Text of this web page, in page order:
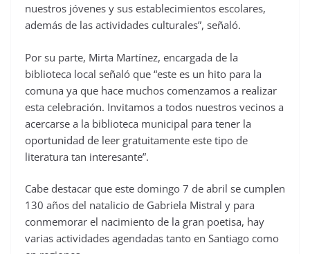
nuestros jóvenes y sus establecimientos escolares,
además de las actividades culturales”, señaló.
Por su parte, Mirta Martínez, encargada de la
biblioteca local señaló que “este es un hito para la
comuna ya que hace muchos comenzamos a realizar
esta celebración. Invitamos a todos nuestros vecinos a
acercarse a la biblioteca municipal para tener la
oportunidad de leer gratuitamente este tipo de
literatura tan interesante”.
Cabe destacar que este domingo 7 de abril se cumplen
130 años del natalicio de Gabriela Mistral y para
conmemorar el nacimiento de la gran poetisa, hay
varias actividades agendadas tanto en Santiago como